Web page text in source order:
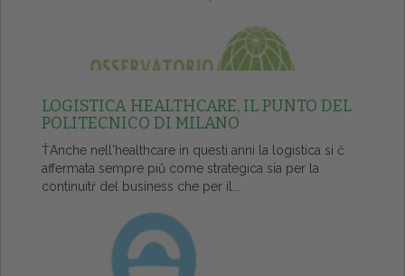
LOGISTICA HEALTHCARE, IL PUNTO DEL
POLITECNICO DI MILANO
ŤAnche nell'healthcare in questi anni la logistica si č
affermata sempre piů come strategica sia per la
continuitŕ del business che per il...